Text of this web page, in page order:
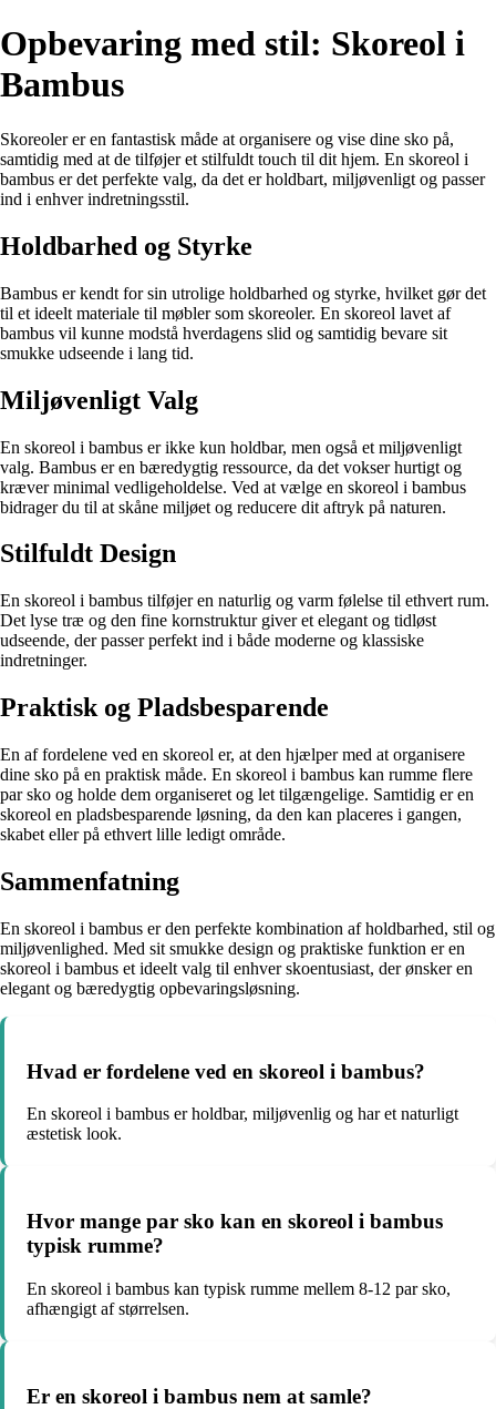
Opbevaring med stil: Skoreol i
Bambus
Skoreoler er en fantastisk måde at organisere og vise dine sko på,
samtidig med at de tilføjer et stilfuldt touch til dit hjem. En skoreol i
bambus er det perfekte valg, da det er holdbart, miljøvenligt og passer
ind i enhver indretningsstil.
Holdbarhed og Styrke
Bambus er kendt for sin utrolige holdbarhed og styrke, hvilket gør det
til et ideelt materiale til møbler som skoreoler. En skoreol lavet af
bambus vil kunne modstå hverdagens slid og samtidig bevare sit
smukke udseende i lang tid.
Miljøvenligt Valg
En skoreol i bambus er ikke kun holdbar, men også et miljøvenligt
valg. Bambus er en bæredygtig ressource, da det vokser hurtigt og
kræver minimal vedligeholdelse. Ved at vælge en skoreol i bambus
bidrager du til at skåne miljøet og reducere dit aftryk på naturen.
Stilfuldt Design
En skoreol i bambus tilføjer en naturlig og varm følelse til ethvert rum.
Det lyse træ og den fine kornstruktur giver et elegant og tidløst
udseende, der passer perfekt ind i både moderne og klassiske
indretninger.
Praktisk og Pladsbesparende
En af fordelene ved en skoreol er, at den hjælper med at organisere
dine sko på en praktisk måde. En skoreol i bambus kan rumme flere
par sko og holde dem organiseret og let tilgængelige. Samtidig er en
skoreol en pladsbesparende løsning, da den kan placeres i gangen,
skabet eller på ethvert lille ledigt område.
Sammenfatning
En skoreol i bambus er den perfekte kombination af holdbarhed, stil og
miljøvenlighed. Med sit smukke design og praktiske funktion er en
skoreol i bambus et ideelt valg til enhver skoentusiast, der ønsker en
elegant og bæredygtig opbevaringsløsning.
Hvad er fordelene ved en skoreol i bambus?
En skoreol i bambus er holdbar, miljøvenlig og har et naturligt
æstetisk look.
Hvor mange par sko kan en skoreol i bambus
typisk rumme?
En skoreol i bambus kan typisk rumme mellem 8-12 par sko,
afhængigt af størrelsen.
Er en skoreol i bambus nem at samle?